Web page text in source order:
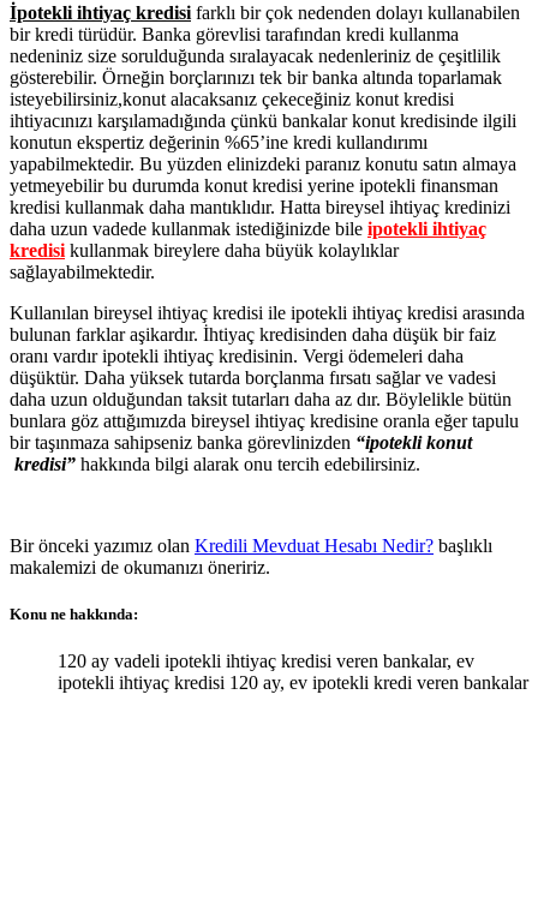
İpotekli ihtiyaç kredisi farklı bir çok nedenden dolayı kullanabilen
bir kredi türüdür. Banka görevlisi tarafından kredi kullanma
nedeniniz size sorulduğunda sıralayacak nedenleriniz de çeşitlilik
gösterebilir. Örneğin borçlarınızı tek bir banka altında toparlamak
isteyebilirsiniz,konut alacaksanız çekeceğiniz konut kredisi
ihtiyacınızı karşılamadığında çünkü bankalar konut kredisinde ilgili
konutun ekspertiz değerinin %65’ine kredi kullandırımı
yapabilmektedir. Bu yüzden elinizdeki paranız konutu satın almaya
yetmeyebilir bu durumda konut kredisi yerine ipotekli finansman
kredisi kullanmak daha mantıklıdır. Hatta bireysel ihtiyaç kredinizi
daha uzun vadede kullanmak istediğinizde bile ipotekli ihtiyaç
kredisi kullanmak bireylere daha büyük kolaylıklar
sağlayabilmektedir.
Kullanılan bireysel ihtiyaç kredisi ile ipotekli ihtiyaç kredisi arasında
bulunan farklar aşikardır. İhtiyaç kredisinden daha düşük bir faiz
oranı vardır ipotekli ihtiyaç kredisinin. Vergi ödemeleri daha
düşüktür. Daha yüksek tutarda borçlanma fırsatı sağlar ve vadesi
daha uzun olduğundan taksit tutarları daha az dır. Böylelikle bütün
bunlara göz attığımızda bireysel ihtiyaç kredisine oranla eğer tapulu
bir taşınmaza sahipseniz banka görevlinizden “ipotekli konut
kredisi” hakkında bilgi alarak onu tercih edebilirsiniz.
Bir önceki yazımız olan Kredili Mevduat Hesabı Nedir? başlıklı
makalemizi de okumanızı öneririz.
Konu ne hakkında:
120 ay vadeli ipotekli ihtiyaç kredisi veren bankalar, ev
ipotekli ihtiyaç kredisi 120 ay, ev ipotekli kredi veren bankalar